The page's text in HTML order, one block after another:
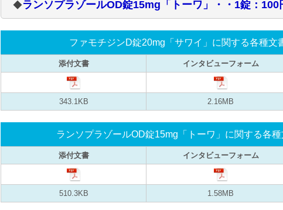
◆ランソプラゾールOD錠15mg「トーワ」・・1錠：100
ファモチジンD錠20mg「サワイ」に関する各種文
添付文書 インタビューフォーム
343.1KB 2.16MB
ランソプラゾールOD錠15mg「トーワ」に関する各
添付文書 インタビューフォーム
510.3KB 1.58MB